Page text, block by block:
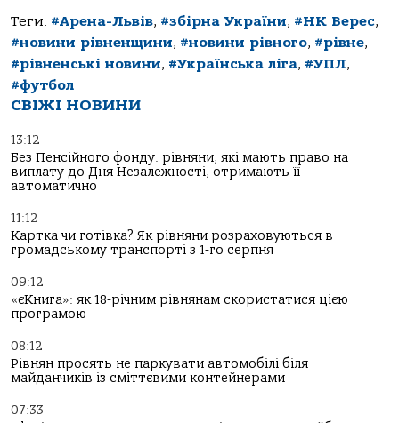
Теги: #Арена-Львів, #збірна України, #НК Верес,
#новини рівненщини, #новини рівного, #рівне,
#рівненські новини, #Українська ліга, #УПЛ,
#футбол
СВІЖІ НОВИНИ
13:12
Без Пенсійного фонду: рівняни, які мають право на
виплату до Дня Незалежності, отримають її
автоматично
11:12
Картка чи готівка? Як рівняни розраховуються в
громадському транспорті з 1-го серпня
09:12
«єКнига»: як 18-річним рівнянам скористатися цією
програмою
08:12
Рівнян просять не паркувати автомобілі біля
майданчиків із сміттєвими контейнерами
07:33